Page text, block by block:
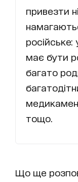
привезти
російське:
має бути
багато
тощо.
Що ще